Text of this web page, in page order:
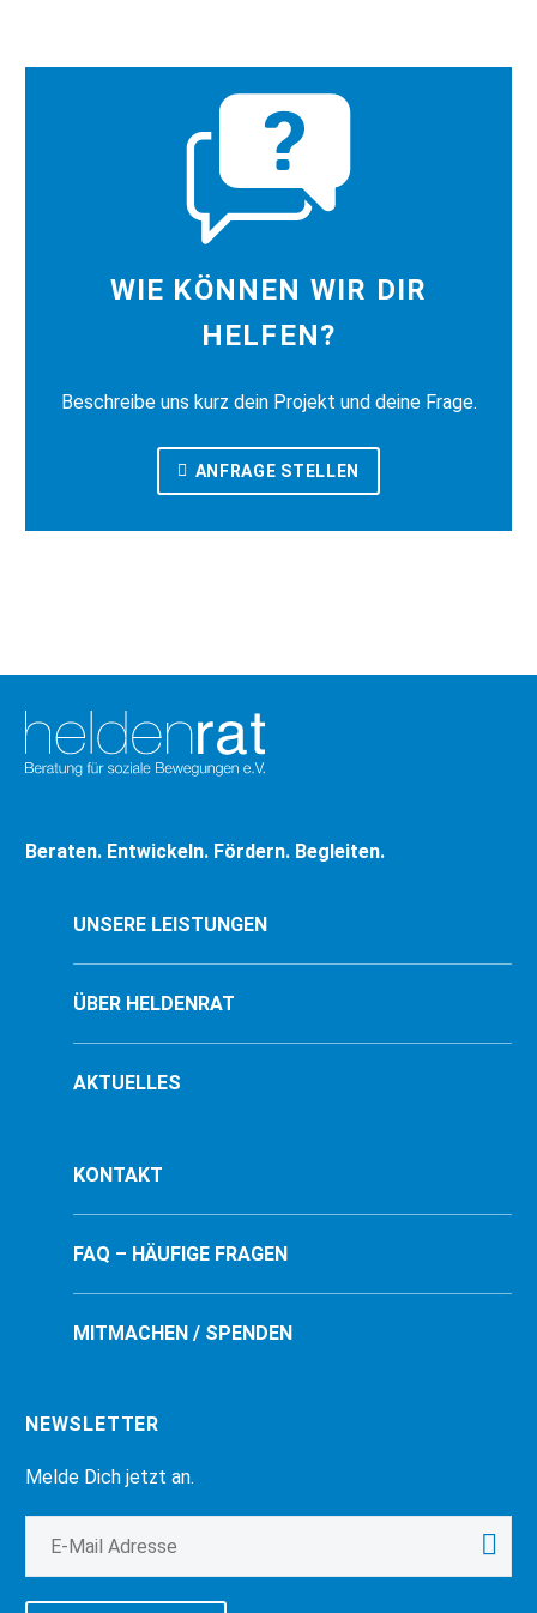
WIE KÖNNEN WIR DIR
HELFEN?
Beschreibe uns kurz dein Projekt und deine Frage.
ANFRAGE STELLEN
Beraten. Entwickeln. Fördern. Begleiten.
UNSERE LEISTUNGEN
ÜBER HELDENRAT
AKTUELLES
KONTAKT
FAQ – HÄUFIGE FRAGEN
MITMACHEN / SPENDEN
NEWSLETTER
Melde Dich jetzt an.